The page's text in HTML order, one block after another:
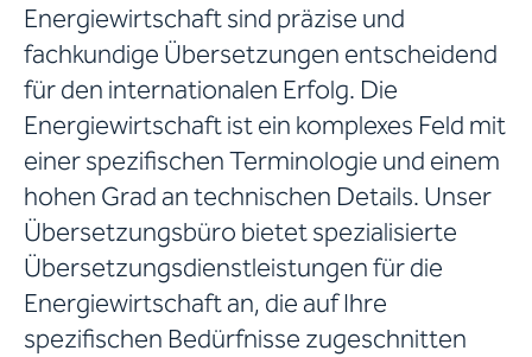
Energiewirtschaft sind präzise und
fachkundige Übersetzungen entscheidend
für den internationalen Erfolg. Die
Energiewirtschaft ist ein komplexes Feld mit
einer spezifischen Terminologie und einem
hohen Grad an technischen Details. Unser
Übersetzungsbüro bietet spezialisierte
Übersetzungsdienstleistungen für die
Energiewirtschaft an, die auf Ihre
spezifischen Bedürfnisse zugeschnitten